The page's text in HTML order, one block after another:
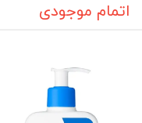
اتمام موجودی